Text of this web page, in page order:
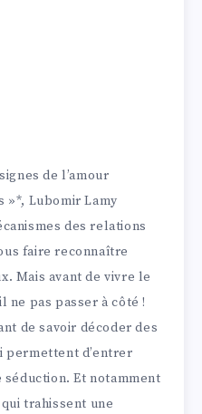
de l’amour
»*, Lubomir Lamy
des relations
faire reconnaître
Mais avant de vivre le
ne pas passer à côté !
de savoir décoder des
permettent d’entrer
séduction. Et notamment
trahissent une